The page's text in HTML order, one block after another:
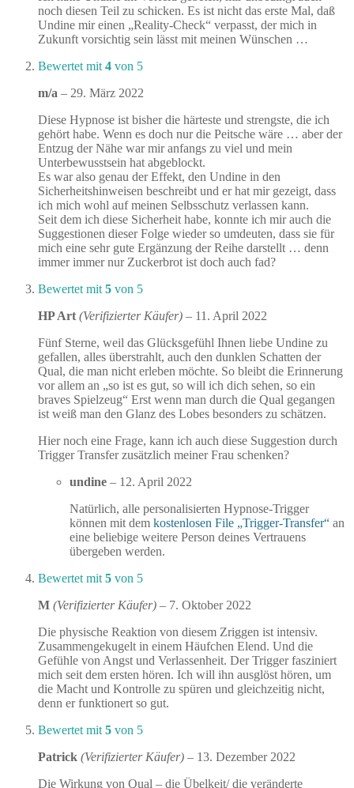
noch diesen Teil zu schicken. Es ist nicht das erste Mal, daß
Undine mir einen „Reality-Check“ verpasst, der mich in
Zukunft vorsichtig sein lässt mit meinen Wünschen …
Bewertet mit 4 von 5
m/a – 29. März 2022
Diese Hypnose ist bisher die härteste und strengste, die ich
gehört habe. Wenn es doch nur die Peitsche wäre … aber der
Entzug der Nähe war mir anfangs zu viel und mein
Unterbewusstsein hat abgeblockt.
Es war also genau der Effekt, den Undine in den
Sicherheitshinweisen beschreibt und er hat mir gezeigt, dass
ich mich wohl auf meinen Selbsschutz verlassen kann.
Seit dem ich diese Sicherheit habe, konnte ich mir auch die
Suggestionen dieser Folge wieder so umdeuten, dass sie für
mich eine sehr gute Ergänzung der Reihe darstellt … denn
immer immer nur Zuckerbrot ist doch auch fad?
Bewertet mit 5 von 5
HP Art (Verifizierter Käufer) – 11. April 2022
Fünf Sterne, weil das Glücksgefühl Ihnen liebe Undine zu
gefallen, alles überstrahlt, auch den dunklen Schatten der
Qual, die man nicht erleben möchte. So bleibt die Erinnerung
vor allem an „so ist es gut, so will ich dich sehen, so ein
braves Spielzeug“ Erst wenn man durch die Qual gegangen
ist weiß man den Glanz des Lobes besonders zu schätzen.
Hier noch eine Frage, kann ich auch diese Suggestion durch
Trigger Transfer zusätzlich meiner Frau schenken?
undine – 12. April 2022
Natürlich, alle personalisierten Hypnose-Trigger
können mit dem kostenlosen File „Trigger-Transfer“ an
eine beliebige weitere Person deines Vertrauens
übergeben werden.
Bewertet mit 5 von 5
M (Verifizierter Käufer) – 7. Oktober 2022
Die physische Reaktion von diesem Zriggen ist intensiv.
Zusammengekugelt in einem Häufchen Elend. Und die
Gefühle von Angst und Verlassenheit. Der Trigger fasziniert
mich seit dem ersten hören. Ich will ihn ausglöst hören, um
die Macht und Kontrolle zu spüren und gleichzeitig nicht,
denn er funktionert so gut.
Bewertet mit 5 von 5
Patrick (Verifizierter Käufer) – 13. Dezember 2022
Die Wirkung von Qual – die Übelkeit/ die veränderte